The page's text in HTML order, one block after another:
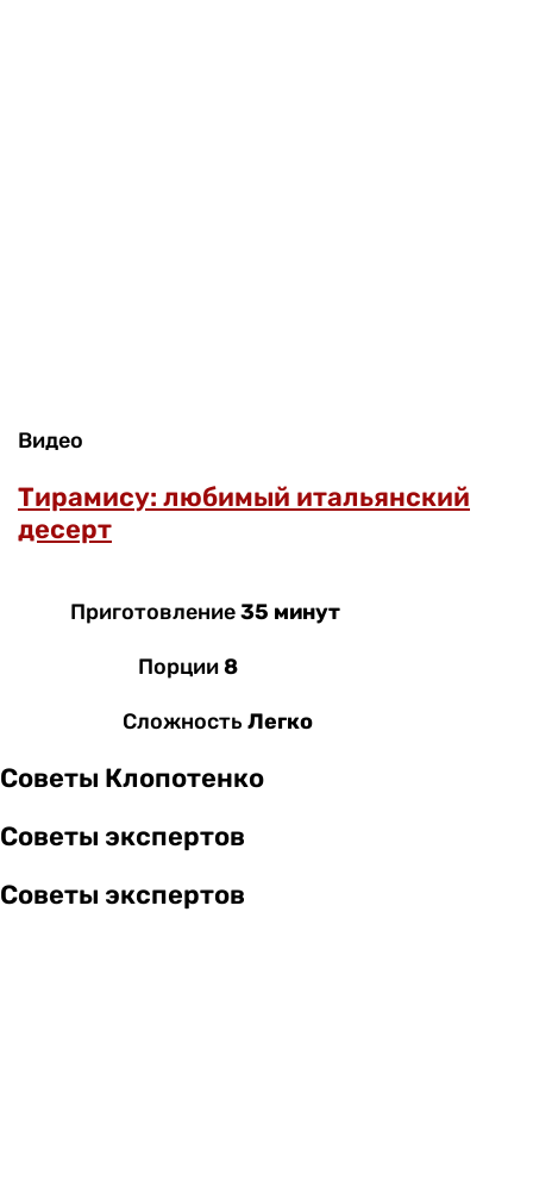
Видео
Тирамису: любимый итальянский
десерт
Приготовление35 минут
Порции8
Сложность Легко
Советы Клопотенко
Советы экспертов
Советы экспертов